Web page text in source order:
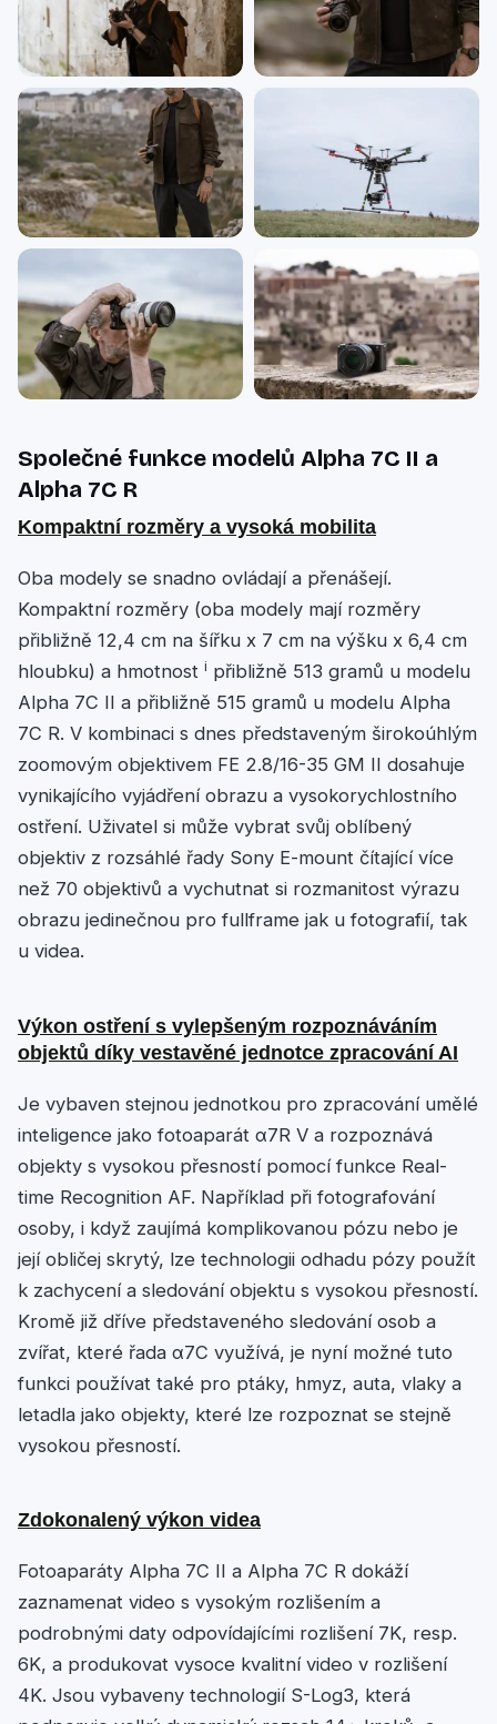
Společné funkce modelů Alpha 7C II a
Alpha 7C R
Kompaktní rozměry a vysoká mobilita
Oba modely se snadno ovládají a přenášejí.
Kompaktní rozměry (oba modely mají rozměry
přibližně 12,4 cm na šířku x 7 cm na výšku x 6,4 cm
hloubku) a hmotnost i přibližně 513 gramů u modelu
Alpha 7C II a přibližně 515 gramů u modelu Alpha
7C R. V kombinaci s dnes představeným širokoúhlým
zoomovým objektivem FE 2.8/16-35 GM II dosahuje
vynikajícího vyjádření obrazu a vysokorychlostního
ostření. Uživatel si může vybrat svůj oblíbený
objektiv z rozsáhlé řady Sony E-mount čítající více
než 70 objektivů a vychutnat si rozmanitost výrazu
obrazu jedinečnou pro fullframe jak u fotografií, tak
u videa.
Výkon ostření s vylepšeným rozpoznáváním
objektů díky vestavěné jednotce zpracování AI
Je vybaven stejnou jednotkou pro zpracování umělé
inteligence jako fotoaparát α7R V a rozpoznává
objekty s vysokou přesností pomocí funkce Real-
time Recognition AF. Například při fotografování
osoby, i když zaujímá komplikovanou pózu nebo je
její obličej skrytý, lze technologii odhadu pózy použít
k zachycení a sledování objektu s vysokou přesností.
Kromě již dříve představeného sledování osob a
zvířat, které řada α7C využívá, je nyní možné tuto
funkci používat také pro ptáky, hmyz, auta, vlaky a
letadla jako objekty, které lze rozpoznat se stejně
vysokou přesností.
Zdokonalený výkon videa
Fotoaparáty Alpha 7C II a Alpha 7C R dokáží
zaznamenat video s vysokým rozlišením a
podrobnými daty odpovídajícími rozlišení 7K, resp.
6K, a produkovat vysoce kvalitní video v rozlišení
4K. Jsou vybaveny technologií S-Log3, která